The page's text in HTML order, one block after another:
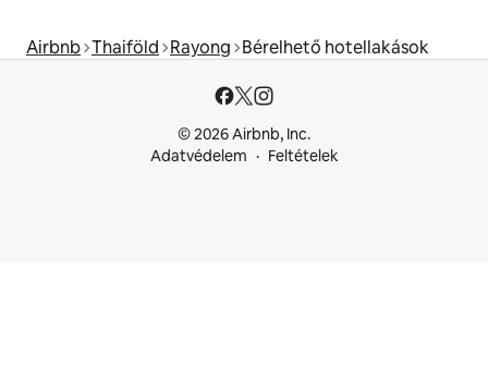
Airbnb Thaiföld Rayong Bérelhető hotellakások
© 2026 Airbnb, Inc.
Adatvédelem
Feltételek